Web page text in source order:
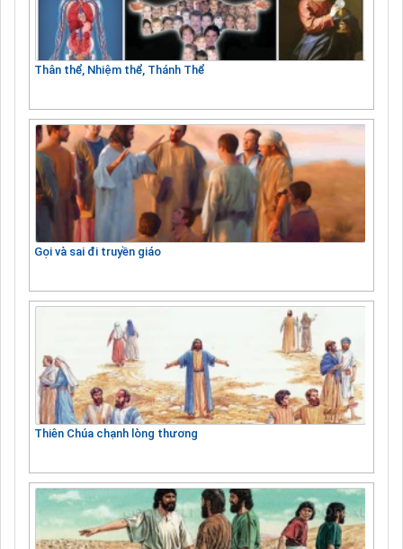
Thân thể, Nhiệm thể, Thánh Thể
Gọi và sai đi truyền giáo
Thiên Chúa chạnh lòng thương